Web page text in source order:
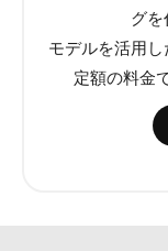
グを
モデルを活用し
定額の料金